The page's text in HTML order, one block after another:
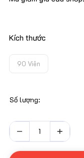
Số lượng:
Quy Định Của
Nhãn Phụ
Cam Kết Hạn
Kích thước
90 Viên